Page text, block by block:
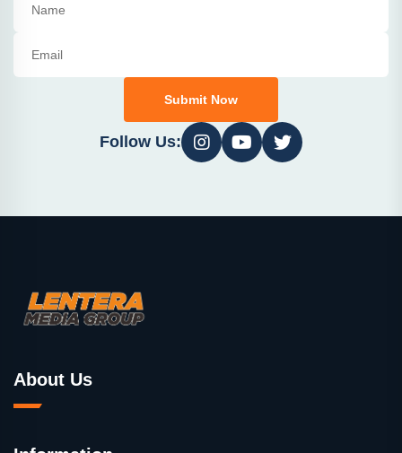
Submit Now
Follow Us:
About Us